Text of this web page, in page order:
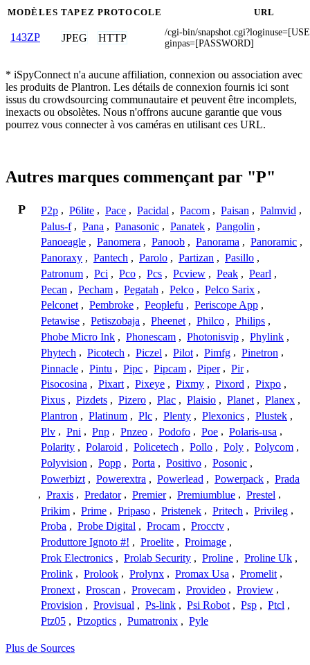
MODÈLES TAPEZ PROTOCOLE URL
143ZP JPEG HTTP
/cgi-bin/
ginpas=[PASSWORD]
* iSpyConnect n'a aucune affiliation, connexion ou association avec
les produits de Plantron. Les détails de connexion fournis ici sont
issus du crowdsourcing communautaire et peuvent être incomplets,
inexacts ou obsolètes. Nous n'offrons aucune garantie que vous
pourrez vous connecter à vos caméras en utilisant ces URL.
Autres marques commençant par "P"
P P2p , P6lite , Pace , Pacidal , Pacom , Paisan , Palmvid ,
Palus-f , Pana , Panasonic , Panatek , Pangolin ,
Panoeagle , Panomera , Panoob , Panorama , Panoramic ,
Panoraxy , Pantech , Parolo , Partizan , Pasillo ,
Patronum , Pci , Pco , Pcs , Pcview , Peak , Pearl ,
Pecan , Pecham , Pegatah , Pelco , Pelco Sarix ,
Pelconet , Pembroke , Peoplefu , Periscope App ,
Petawise , Petiszobaja , Pheenet , Philco , Philips ,
Phobe Micro Ink , Phonescam , Photonisvip , Phylink ,
Phytech , Picotech , Piczel , Pilot , Pimfg , Pinetron ,
Pinnacle , Pintu , Pipc , Pipcam , Piper , Pir ,
Pisocosina , Pixart , Pixeye , Pixmy , Pixord , Pixpo ,
Pixus , Pizdets , Pizero , Plac , Plaisio , Planet , Planex ,
Plantron , Platinum , Plc , Plenty , Plexonics , Plustek ,
Plv , Pni , Pnp , Pnzeo , Podofo , Poe , Polaris-usa ,
Polarity , Polaroid , Policetech , Pollo , Poly , Polycom ,
Polyvision , Popp , Porta , Positivo , Posonic ,
Powerbizt , Powerextra , Powerlead , Powerpack , Prada
, Praxis , Predator , Premier , Premiumblue , Prestel ,
Prikim , Prime , Pripaso , Pristenek , Pritech , Privileg ,
Proba , Probe Digital , Procam , Procctv ,
Produttore Ignoto #! , Proelite , Proimage ,
Prok Electronics , Prolab Security , Proline , Proline Uk ,
Prolink , Prolook , Prolynx , Promax Usa , Promelit ,
Pronext , Proscan , Provecam , Provideo , Proview ,
Provision , Provisual , Ps-link , Psi Robot , Psp , Ptcl ,
Ptz05 , Ptzoptics , Pumatronix , Pyle
Plus de Sources